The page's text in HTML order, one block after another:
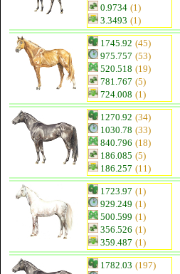
0.9734 (1)
3.3493 (1)
1745.92 (45)
975.757 (53)
520.518 (19)
781.767 (5)
724.008 (1)
1270.92 (34)
1030.78 (33)
840.796 (18)
186.085 (5)
186.257 (11)
1723.97 (1)
929.249 (1)
500.599 (1)
356.526 (1)
359.487 (1)
1782.03 (197)